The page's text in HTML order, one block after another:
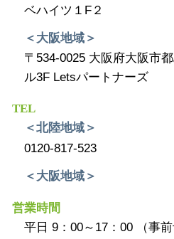
ベハイツ１F２
＜大阪地域＞
〒534-0025 大阪府大阪市
ル3F Letsパートナーズ
TEL
＜北陸地域＞
0120-817-523
＜大阪地域＞
営業時間
平日 9：00～17：00 （事